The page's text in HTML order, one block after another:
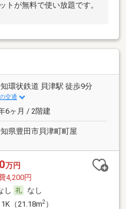
トが無料で使い放題です。
環状鉄道 貝津駅 徒歩9分
交通
6ヶ月 / 2階建
県豊田市貝津町町屋
万円
4,200円
し
なし
（21.18m2）